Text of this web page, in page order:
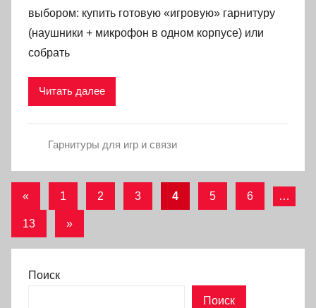
выбором: купить готовую «игровую» гарнитуру
(наушники + микрофон в одном корпусе) или
собрать
Читать далее
Гарнитуры для игр и связи
Пагинация
записей
« Предыдущие
1 2 3 4 5 6 …
13
Следующие
»
Поиск
Поиск